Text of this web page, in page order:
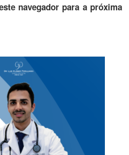
navegador para a próxima